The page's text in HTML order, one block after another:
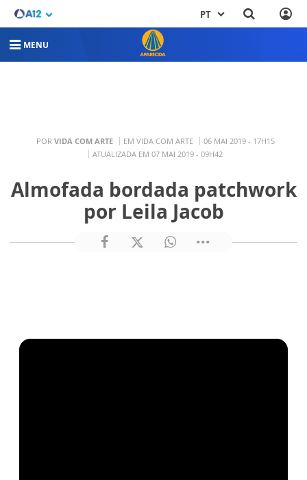
PT
MENU
POR VIDA COM ARTE EM VIDA COM ARTE
06 MAI 2019 - 17H15
ATUALIZADA EM 07 MAI 2019 - 09H42
Almofada bordada patchwork
por Leila Jacob